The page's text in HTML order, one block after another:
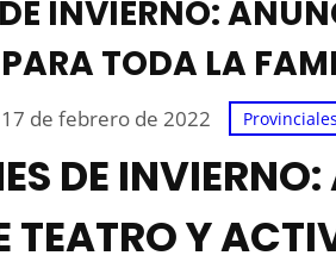
INVIERNO:
TODA LA
17 de febrero de 2022 Provinciales
DE
TEATRO Y